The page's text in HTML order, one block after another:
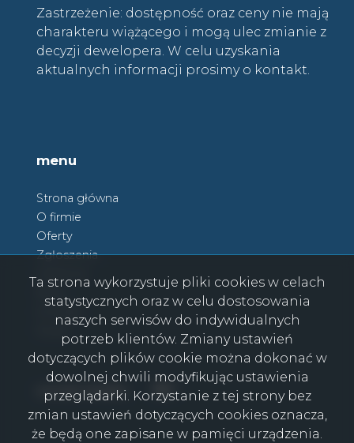
Zastrzeżenie: dostępność oraz ceny nie mają
charakteru wiążącego i mogą ulec zmianie z
decyzji dewelopera. W celu uzyskania
aktualnych informacji prosimy o kontakt.
menu
Strona główna
O firmie
Oferty
Zgłoszenia
Kontakt
social media Facebook
Facebook
Ta strona wykorzystuje pliki cookies w celach
statystycznych oraz w celu dostosowania
naszych serwisów do indywidualnych
potrzeb klientów. Zmiany ustawień
dotyczących plików cookie można dokonać w
dowolnej chwili modyfikując ustawienia
przeglądarki. Korzystanie z tej strony bez
zmian ustawień dotyczących cookies oznacza,
że będą one zapisane w pamięci urządzenia.